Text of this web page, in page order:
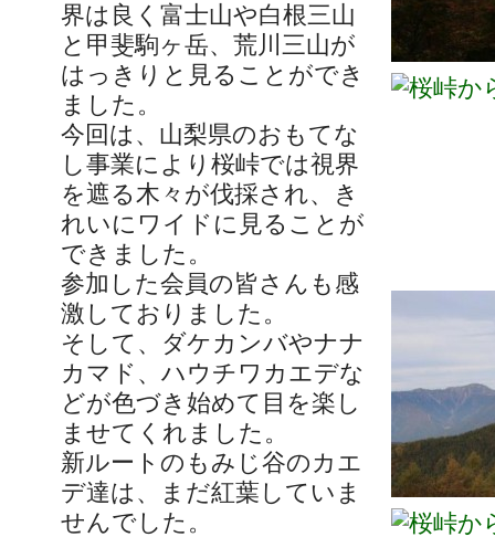
界は良く富士山や白根三山
と甲斐駒ヶ岳、荒川三山が
はっきりと見ることができ
ました。
今回は、山梨県のおもてな
し事業により桜峠では視界
を遮る木々が伐採され、き
れいにワイドに見ることが
できました。
参加した会員の皆さんも感
激しておりました。
そして、ダケカンバやナナ
カマド、ハウチワカエデな
どが色づき始めて目を楽し
ませてくれました。
新ルートのもみじ谷のカエ
デ達は、まだ紅葉していま
せんでした。